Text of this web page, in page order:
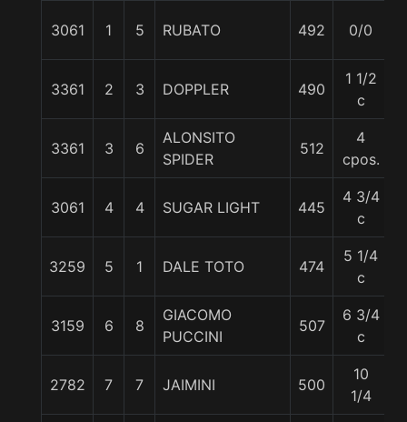
3061 1 5 RUBATO 492 0/0
3361 2 3 DOPPLER 490
1 1/2
c
3361 3 6
ALONSITO
SPIDER
512
4
cpos.
3061 4 4 SUGAR LIGHT 445
4 3/4
c
3259 5 1 DALE TOTO 474
5 1/4
c
3159 6 8
GIACOMO
PUCCINI
507
6 3/4
c
2782 7 7 JAIMINI 500
10
1/4